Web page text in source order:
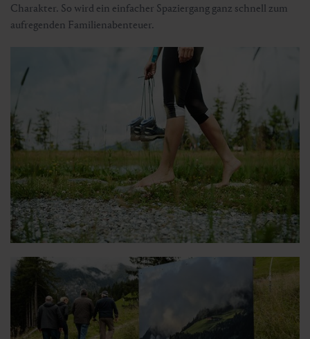
Charakter. So wird ein einfacher Spaziergang ganz schnell zum
aufregenden Familienabenteuer.